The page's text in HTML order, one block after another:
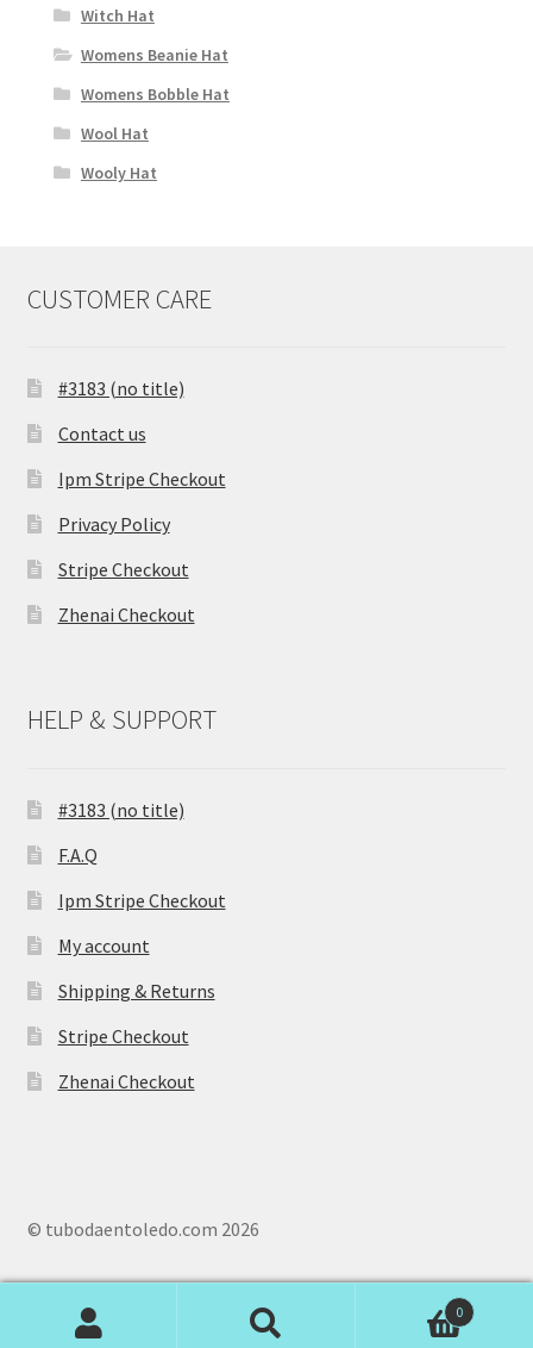
Witch Hat
Womens Beanie Hat
Womens Bobble Hat
Wool Hat
Wooly Hat
CUSTOMER CARE
#3183 (no title)
Contact us
Ipm Stripe Checkout
Privacy Policy
Stripe Checkout
Zhenai Checkout
HELP & SUPPORT
#3183 (no title)
F.A.Q
Ipm Stripe Checkout
My account
Shipping & Returns
Stripe Checkout
Zhenai Checkout
© tubodaentoledo.com 2026
0